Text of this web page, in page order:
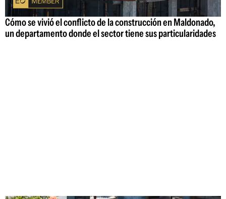
Cómo se vivió el conflicto de la construcción en Maldonado,
un departamento donde el sector tiene sus particularidades